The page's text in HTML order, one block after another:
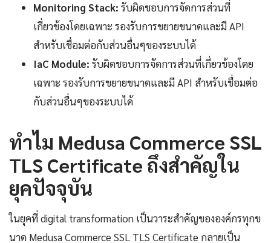
Monitoring Stack: รับผิดชอบการจัดการส่วนที่
เกี่ยวข้องโดยเฉพาะ รองรับการขยายขนาดและมี API
สำหรับเชื่อมต่อกับส่วนอื่นๆของระบบได้
IaC Module: รับผิดชอบการจัดการส่วนที่เกี่ยวข้องโดย
เฉพาะ รองรับการขยายขนาดและมี API สำหรับเชื่อมต่อ
กับส่วนอื่นๆของระบบได้
ทำไม Medusa Commerce SSL
TLS Certificate ถึงสำคัญใน
ยุคปัจจุบัน
ในยุคที่ digital transformation เป็นวาระสำคัญขององค์กรทุกข
นาด Medusa Commerce SSL TLS Certificate กลายเป็น